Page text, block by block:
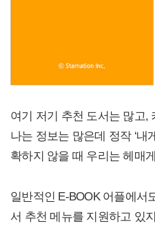
여기 저기 추천 도서는 많고,
나는 정보는 많은데 정작 ‘내
확하지 않을 때 우리는 헤매
일반적인 E-BOOK 어플에서
서 추천 메뉴를 지원하고 있